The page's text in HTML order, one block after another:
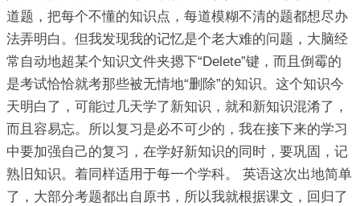
道题，把每个不懂的知识点，每道模糊不清的题都想尽办
法弄明白。但我发现我的记忆是个老大难的问题，大脑经
常自动地超某个知识文件夹摁下“Delete”键，而且倒霉的
是考试恰恰就考那些被无情地“删除”的知识。这个知识今
天明白了，可能过几天学了新知识，就和新知识混淆了，
而且容易忘。所以复习是必不可少的，我在接下来的学习
中要加强自己的复习，在学好新知识的同时，要巩固，记
熟旧知识。着同样适用于每一个学科。 英语这次出地简单
了，大部分考题都出自原书，所以我就根据课文，回归了